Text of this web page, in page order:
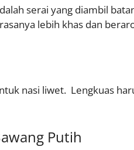
serai yang diambil
lebih khas dan
nasi liwet. Lengkuas
Putih